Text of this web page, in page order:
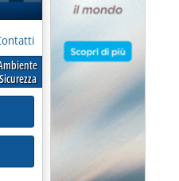
Sicurezza